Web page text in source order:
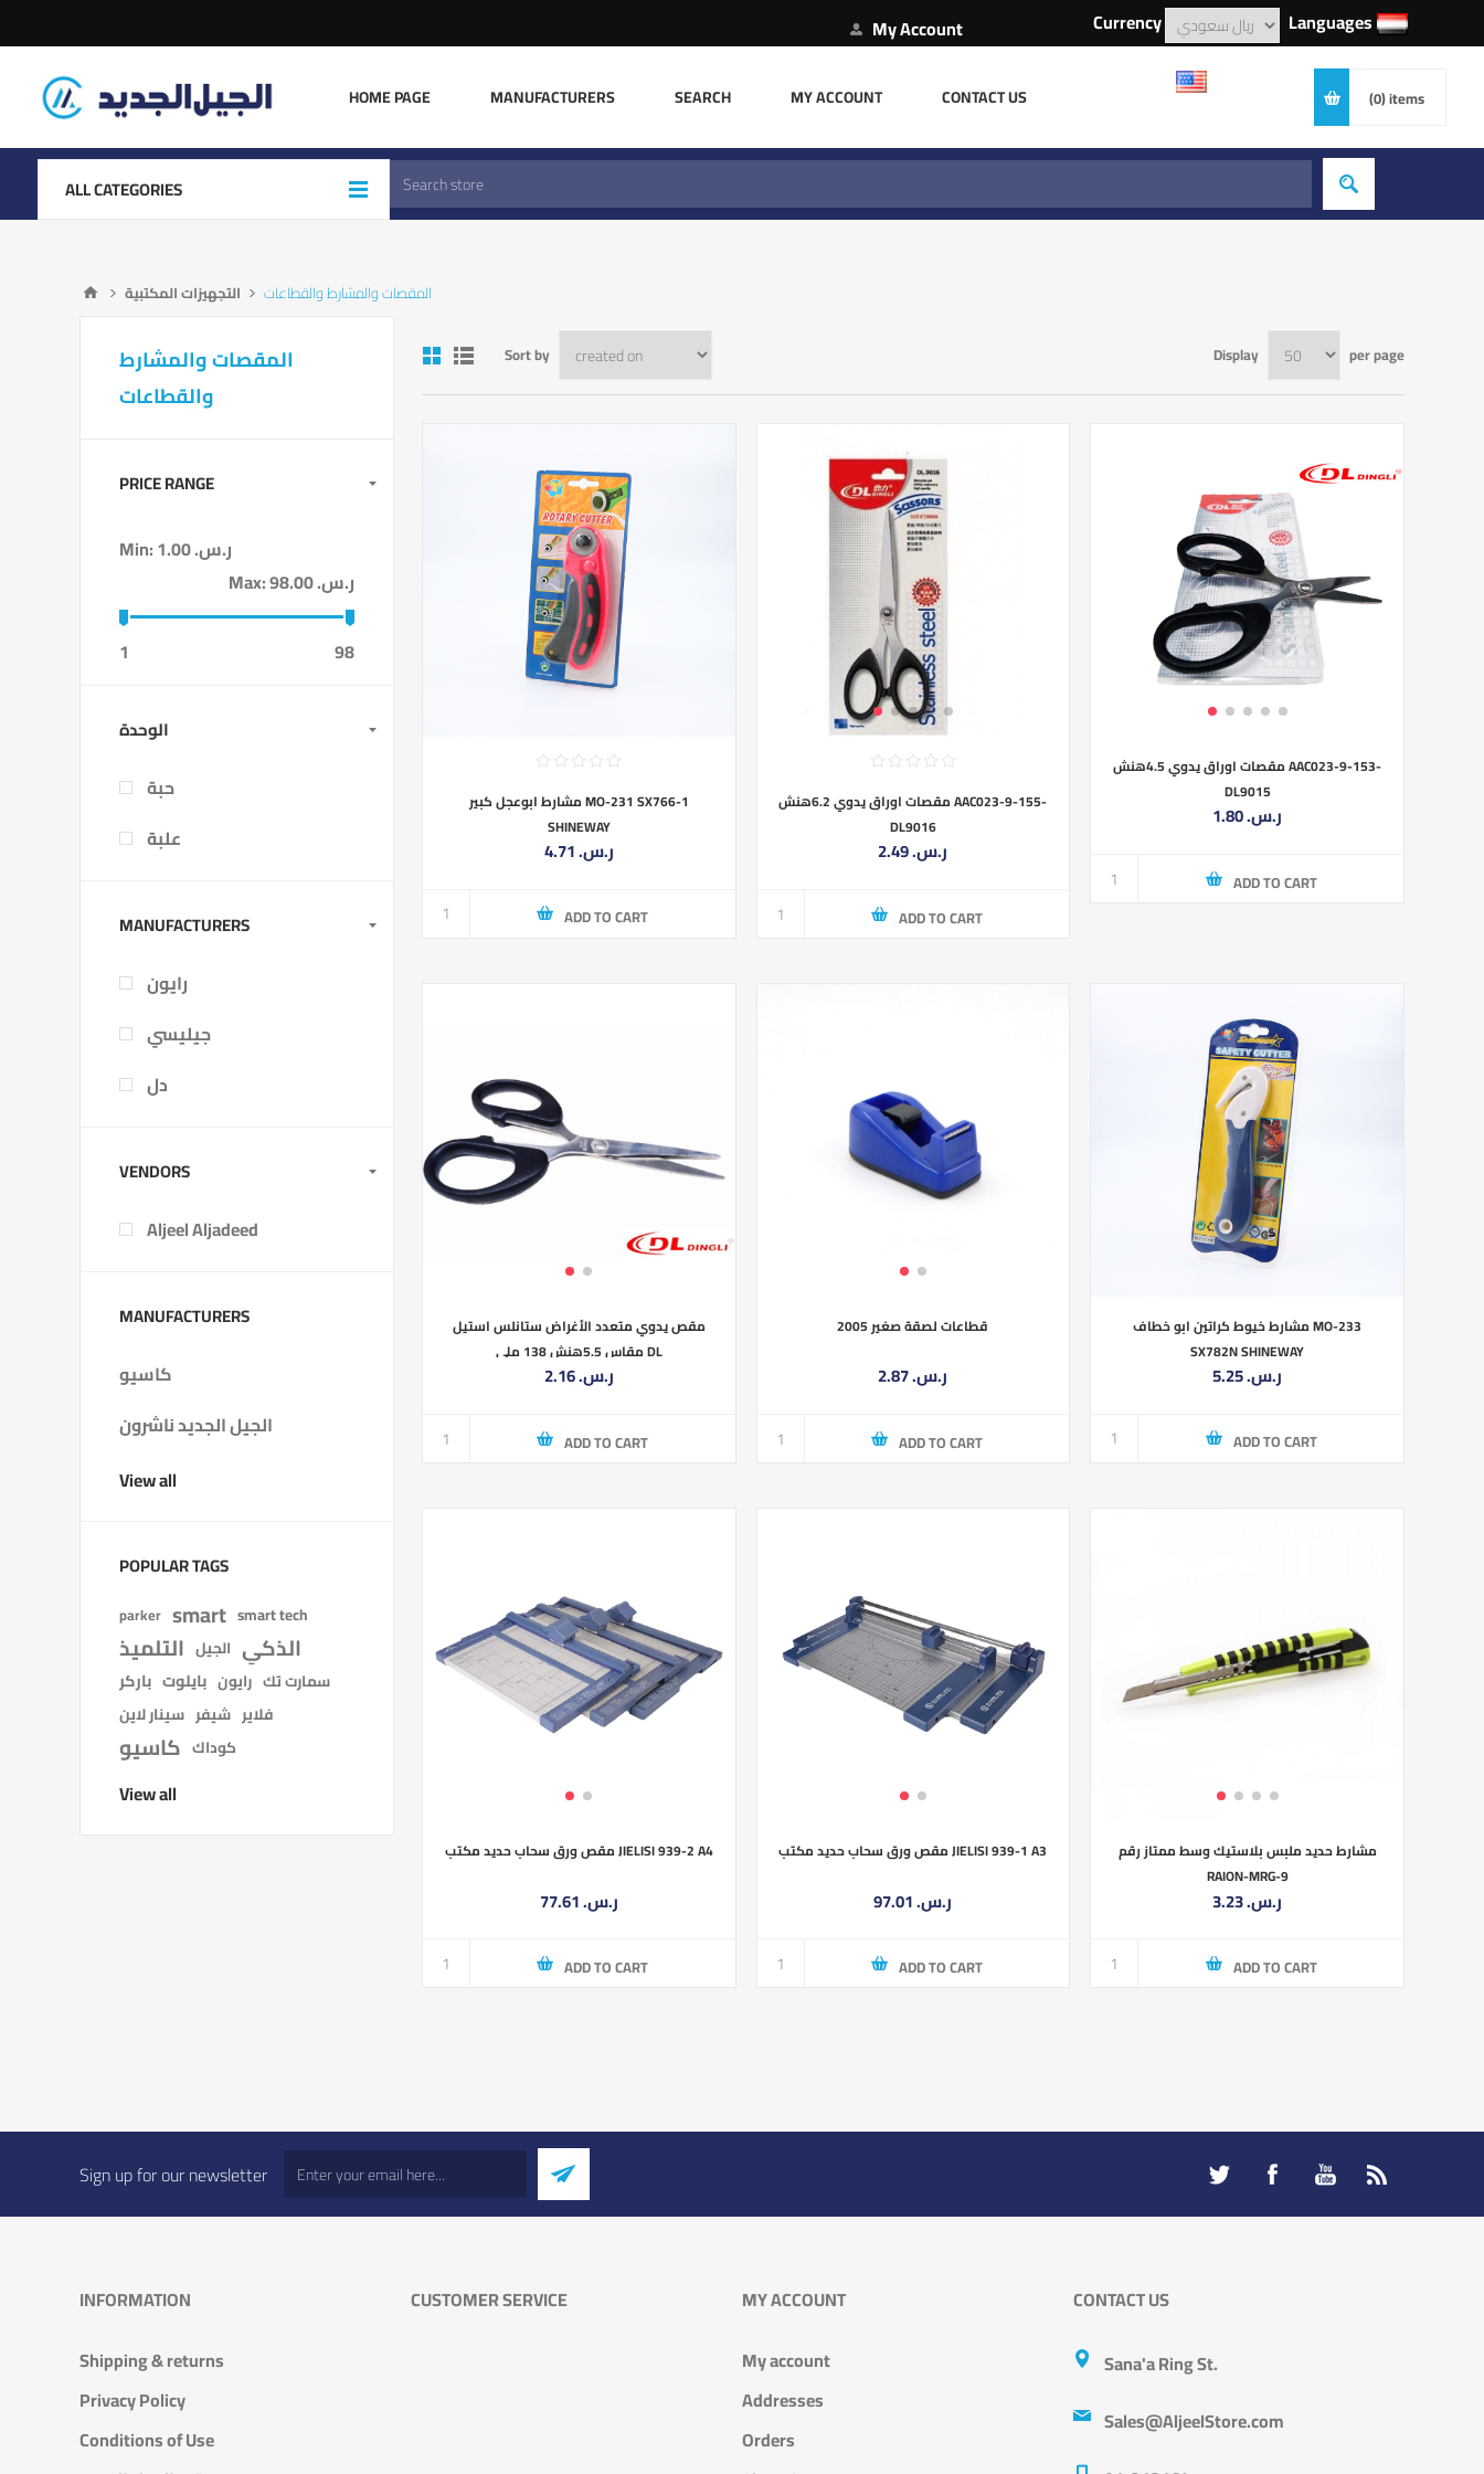
Currency Languages
My Account
HOME PAGE MANUFACTURERS SEARCH MY ACCOUNT CONTACT US (0)items
ALL CATEGORIES
التجهيزات المكتبية المقصات والمشارط والقطاعات
Sort by Display per page
مشارط ابوعجل كبير MO-231 SX766-1
SHINEWAY
4.71 ر.س.‏
ADD TO CART
مقصات اوراق يدوي 6.2هنش AAC023-9-155-
DL9016
2.49 ر.س.‏
ADD TO CART
مقصات اوراق يدوي 4.5هنش AAC023-9-153-
DL9015
1.80 ر.س.‏
ADD TO CART
مقص يدوي متعدد الأغراض ستانلس استيل
مقاس 5.5هنش 138 ملي DL
2.16 ر.س.‏
ADD TO CART
قطاعات لصقة صغير 2005
2.87 ر.س.‏
ADD TO CART
مشارط خيوط كراتين ابو خطاف MO-233
SX782N SHINEWAY
5.25 ر.س.‏
ADD TO CART
مقص ورق سحاب حديد مكتب JIELISI 939-2 A4
77.61 ر.س.‏
ADD TO CART
مقص ورق سحاب حديد مكتب JIELISI 939-1 A3
97.01 ر.س.‏
ADD TO CART
مشارط حديد ملبس بلاستيك وسط ممتاز رقم
RAION-MRG-9
3.23 ر.س.‏
ADD TO CART
المقصات والمشارط
والقطاعات
PRICE RANGE
Min:
1.00 ر.س.‏
Max:
98.00 ر.س.‏
1 98
الوحدة
حبة
علبة
MANUFACTURERS
رايون
جيليسي
دل
VENDORS
Aljeel Aljadeed
MANUFACTURERS
كاسيو
الجيل الجديد ناشرون
View all
POPULAR TAGS
parker smart smart tech
التلميذ الجيل الذكي
باركر بايلوت رايون سمارت تك
سينار لاين شيفر فلاير
كاسيو كوداك
View all
Sign up for our newsletter
INFORMATION
Shipping & returns
Privacy Policy
Conditions of Use
CUSTOMER SERVICE
MY ACCOUNT
My account
Addresses
Orders
CONTACT US
Sana'a Ring St.
Sales@AljeelStore.com